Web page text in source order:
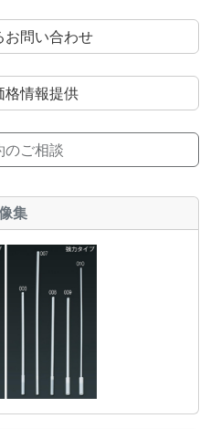
お問い合わせ
格情報提供
のご相談
集